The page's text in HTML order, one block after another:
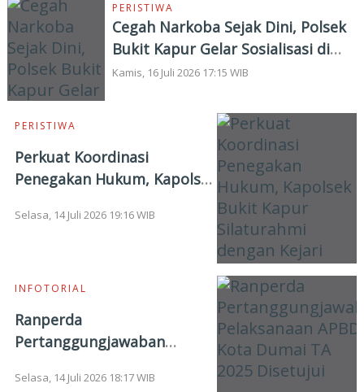
PERISTIWA
Cegah Narkoba Sejak Dini, Polsek
Bukit Kapur Gelar Sosialisasi di
SMPN 17 Dumai
Kamis, 16 Juli 2026 17:15 WIB
PERISTIWA
Perkuat Koordinasi
Penegakan Hukum, Kapolsek
dengan Kejari Dumai
Selasa, 14 Juli 2026 19:16 WIB
INFOTORIAL
Ranperda
Pertanggungjawaban
Dumai TA 2025 Disetujui
Selasa, 14 Juli 2026 18:17 WIB